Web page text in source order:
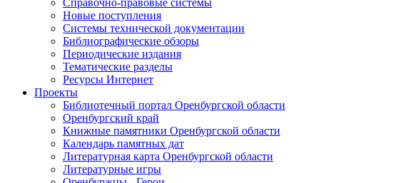
Справочно-правовые системы
Новые поступления
Cистемы технической документации
Библиографические обзоры
Периодические издания
Тематические разделы
Ресурсы Интернет
Проекты
Библиотечный портал Оренбургской области
Оренбургский край
Книжные памятники Оренбургской области
Календарь памятных дат
Литературная карта Оренбургской области
Литературные игры